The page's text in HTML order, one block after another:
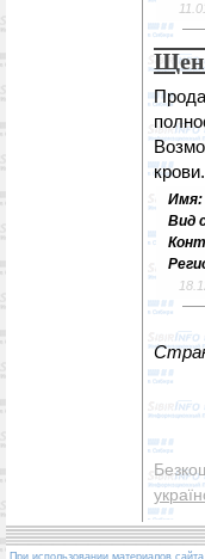
Имя:
Вид
При использовании материалов